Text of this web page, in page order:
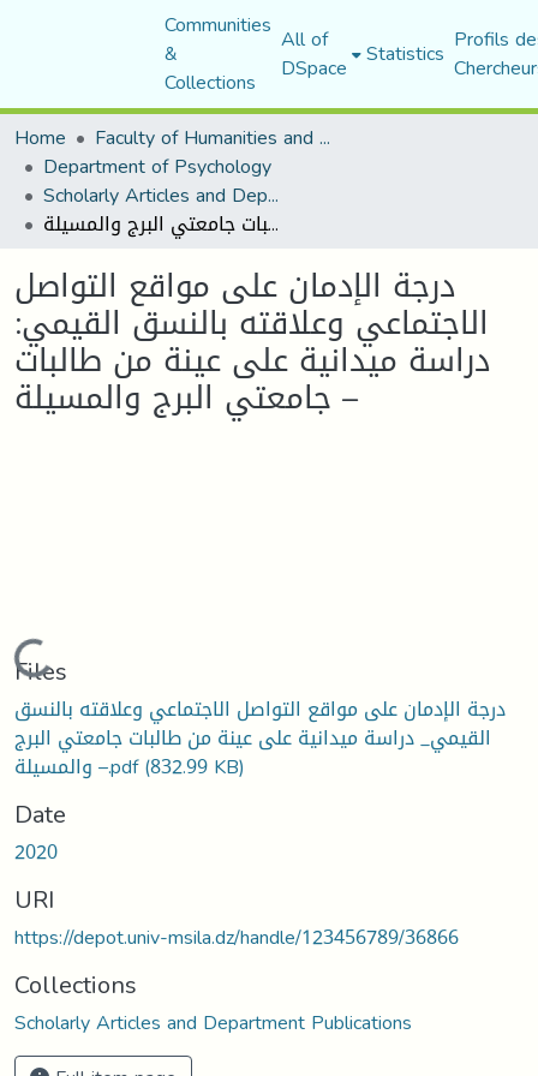
Communities
&
Collections
All of
DSpace Statistics Profils
Home
Faculty of Humanities and Social Sciences
Department of Psychology
Scholarly Articles and Department Publications
درجة الإدمان على مواقع التواصل الاجتماعي وعلاقته بالنسق القيمي: دراسة ميدانية على عينة من طالبات جامعتي البرج والمسيلة –
درجة الإدمان على مواقع التواصل
الاجتماعي وعلاقته بالنسق القيمي:
دراسة ميدانية على عينة من طالبات
جامعتي البرج والمسيلة –
Loading...
Files
درجة الإدمان على مواقع التواصل الاجتماعي وعلاقته بالنسق
القيمي_ دراسة ميدانية على عينة من طالبات جامعتي البرج
والمسيلة –.pdf(832.99 KB)
Date
2020
URI
https://depot.univ-msila.dz/handle/123456789/36866
Collections
Scholarly Articles and Department Publications